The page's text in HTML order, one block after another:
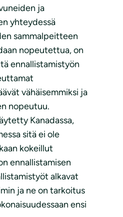
ja
yhteydessä
sammalpeitteen
nopeutettua, on
ennallistamistyön
vähäisemmiksi ja
nopeutuu.
Kanadassa,
sitä ei ole
kokeillut
ennallistamisen
alkavat
ja ne on tarkoitus
ensi